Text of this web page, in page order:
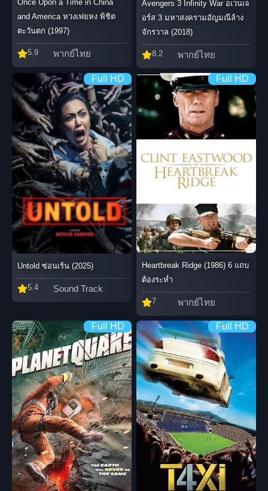
Once Upon a Time in China
and America หวงเฟยหง พิชิต
ตะวันตก (1997)
5.9 พากย์ไทย
Avengers 3 Infinity War อเวนเจ
อร์ส 3 มหาสงครามอัญมณีล้าง
จักรวาล (2018)
8.2 พากย์ไทย
Full HD
Untold ซ่อนเร้น (2025)
5.4 Sound Track
Full HD
Heartbreak Ridge (1986) 6 แถบ
ต้องระห่ำ
7 พากย์ไทย
Full HD Full HD